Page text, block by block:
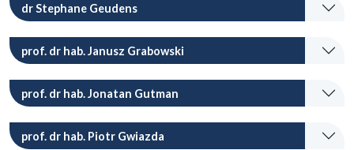
dr Stephane Geudens
prof. dr hab. Janusz Grabowski
prof. dr hab. Jonatan Gutman
prof. dr hab. Piotr Gwiazda